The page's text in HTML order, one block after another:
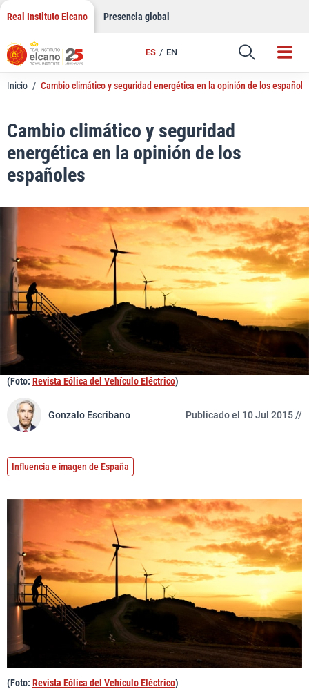
Saltar
contenido
Real Instituto Elcano Presencia global
ES EN
Enlace
Inicio / Cambio climático y seguridad energética en la opinión de los
Cambio climático y seguridad
energética en la opinión de los
españoles
(Foto: Revista Eólica del Vehículo Eléctrico)
Gonzalo Escribano Publicado el 10 Jul 2015 //
Influencia e imagen de España
(Foto: Revista Eólica del Vehículo Eléctrico)